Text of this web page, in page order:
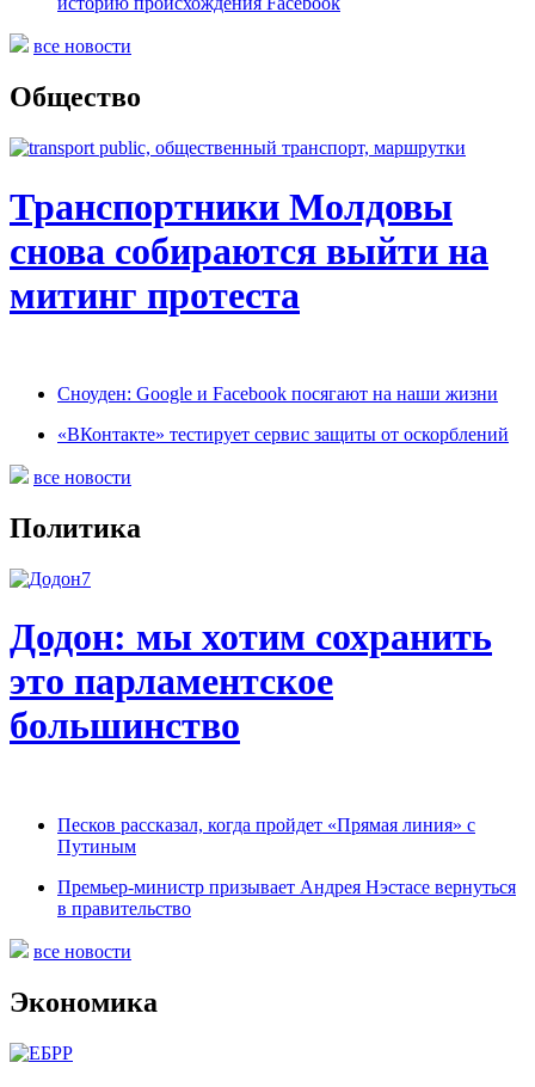
все новости
Общество
Транспортники Молдовы
снова собираются выйти на
митинг протеста
Сноуден: Google и Facebook посягают на наши жизни
«ВКонтакте» тестирует сервис защиты от оскорблений
все новости
Политика
Додон: мы хотим сохранить
это парламентское
большинство
Песков рассказал, когда пройдет «Прямая линия» с
Путиным
Премьер-министр призывает Андрея Нэстасе вернуться
в правительство
все новости
Экономика